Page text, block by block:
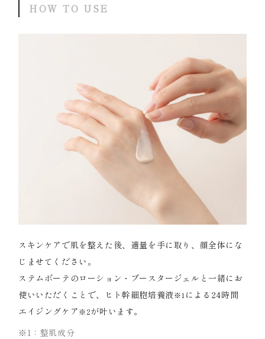
HOW TO USE
スキンケアで肌を整えた後、適量を手に取り、顔全体にな
じませてください。
ステムボーテのローション・ブースタージェルと一緒にお
使いいただくことで、ヒト幹細胞培養液※1 による24時間
エイジングケア※2が叶います。
※1：整肌成分